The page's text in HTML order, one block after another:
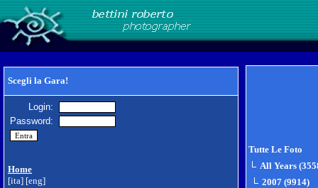
Scegli la Gara!
Login:
Password:
Home
[ita] [eng]
Tutte Le Foto
All Years
2007 (9914)